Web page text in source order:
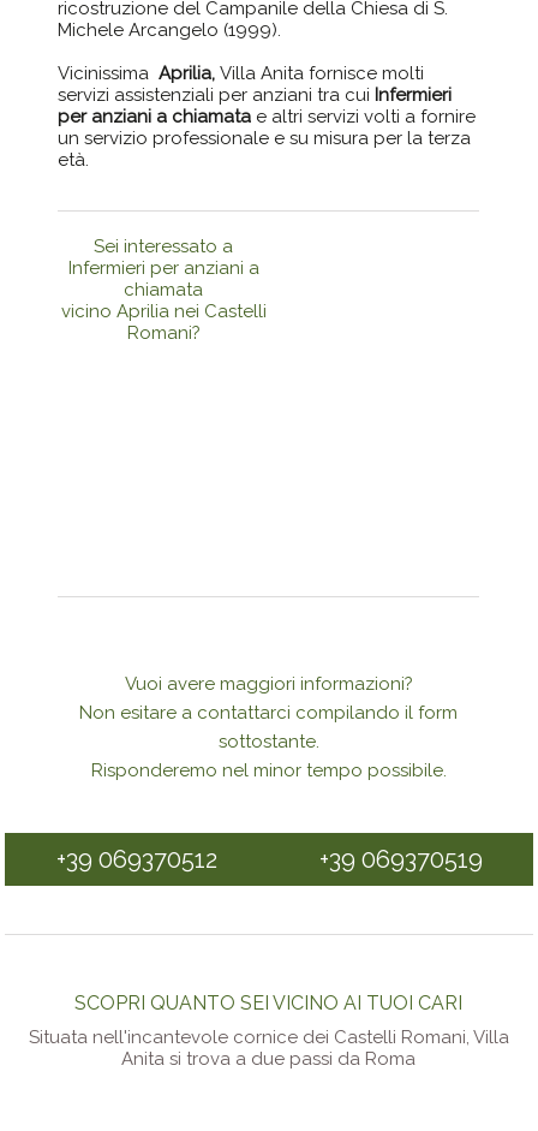
ricostruzione del Campanile della Chiesa di S.
Michele Arcangelo (1999).
VicinissimaAprilia, Villa Anita fornisce molti
servizi assistenziali per anziani tra cui Infermieri
per anziani a chiamata e altri servizi volti a fornire
un servizio professionale e su misura per la terza
età.
Sei interessato a
Infermieri per anziani a
chiamata
vicino Aprilia nei Castelli
Romani?
Vuoi avere maggiori informazioni?
Non esitare a contattarci compilando il form
sottostante.
Risponderemo nel minor tempo possibile.
+39 069370512 +39 069370519
SCOPRI QUANTO SEI VICINO AI TUOI CARI
Situata nell'incantevole cornice dei Castelli Romani, Villa
Anita si trova a due passi da Roma